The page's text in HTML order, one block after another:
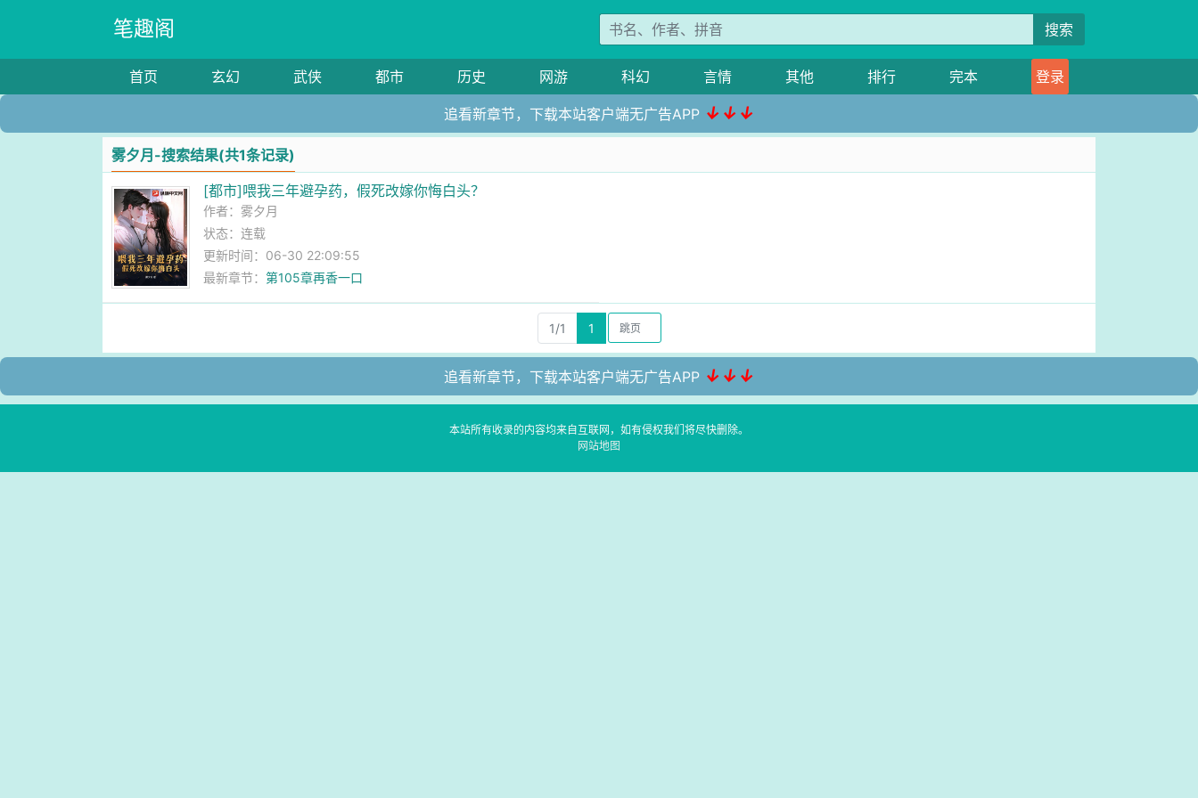
笔趣阁 搜索
首页 玄幻 武侠 都市 历史 网游 科幻 言情 其他 排行 完本 登录
追看新章节，下载本站客户端无广告APP ↓↓↓
雾夕月-搜索结果(共1条记录)
[都市]喂我三年避孕药，假死改嫁你悔白头？
作者：雾夕月
状态：连载
更新时间：06-30 22:09:55
最新章节：第105章再香一口
1/1 1
追看新章节，下载本站客户端无广告APP ↓↓↓
本站所有收录的内容均来自互联网，如有侵权我们将尽快删除。
网站地图